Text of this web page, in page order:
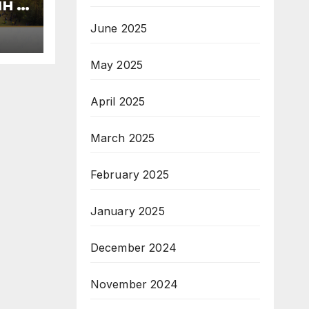
в
June 2025
May 2025
April 2025
March 2025
February 2025
January 2025
December 2024
November 2024